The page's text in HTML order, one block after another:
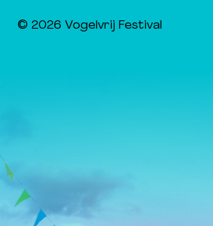
© 2026 Vogelvrij Festival